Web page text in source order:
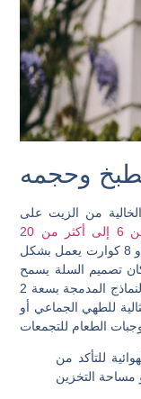
وحجمه
الخالية من الزيت على
تتراوح من 6 إلى أكثر من 20
. لعائلة مكونة من ستة أفراد، نموذج 7 أو 8 كوارت يعمل بشكل
تصميم السلة يسمح
بذلك. قد تفضل الأسر أو الأفراد الأصغر حجمًا النماذج المدمجة بسعة 2
للطهي الجماعي أو
للتأكد من